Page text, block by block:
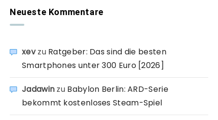
Neueste Kommentare
xevzu Ratgeber: Das sind die besten
Smartphones unter 300 Euro [2026]
Jadawin zu Babylon Berlin: ARD-Serie
bekommt kostenloses Steam-Spiel